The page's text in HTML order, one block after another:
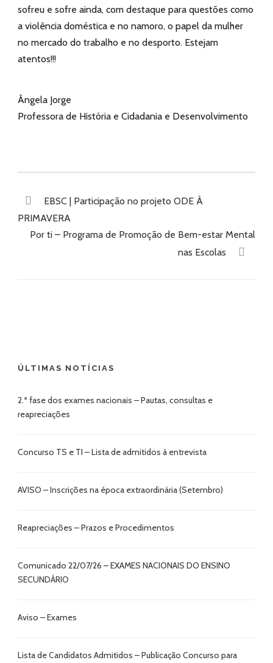
sofreu e sofre ainda, com destaque para questões como
a violência doméstica e no namoro, o papel da mulher
no mercado do trabalho e no desporto. Estejam
atentos!!!
Ângela Jorge
Professora de História e Cidadania e Desenvolvimento
EBSC | Participação no projeto ODE À
PRIMAVERA
Por ti – Programa de Promoção de Bem-estar Mental
nas Escolas
ÚLTIMAS NOTÍCIAS
2.ª fase dos exames nacionais – Pautas, consultas e
reapreciações
Concurso TS e TI – Lista de admitidos à entrevista
AVISO – Inscrições na época extraordinária (Setembro)
Reapreciações – Prazos e Procedimentos
Comunicado 22/07/26 – EXAMES NACIONAIS DO ENSINO
SECUNDÁRIO
Aviso – Exames
Lista de Candidatos Admitidos – Publicação Concurso para